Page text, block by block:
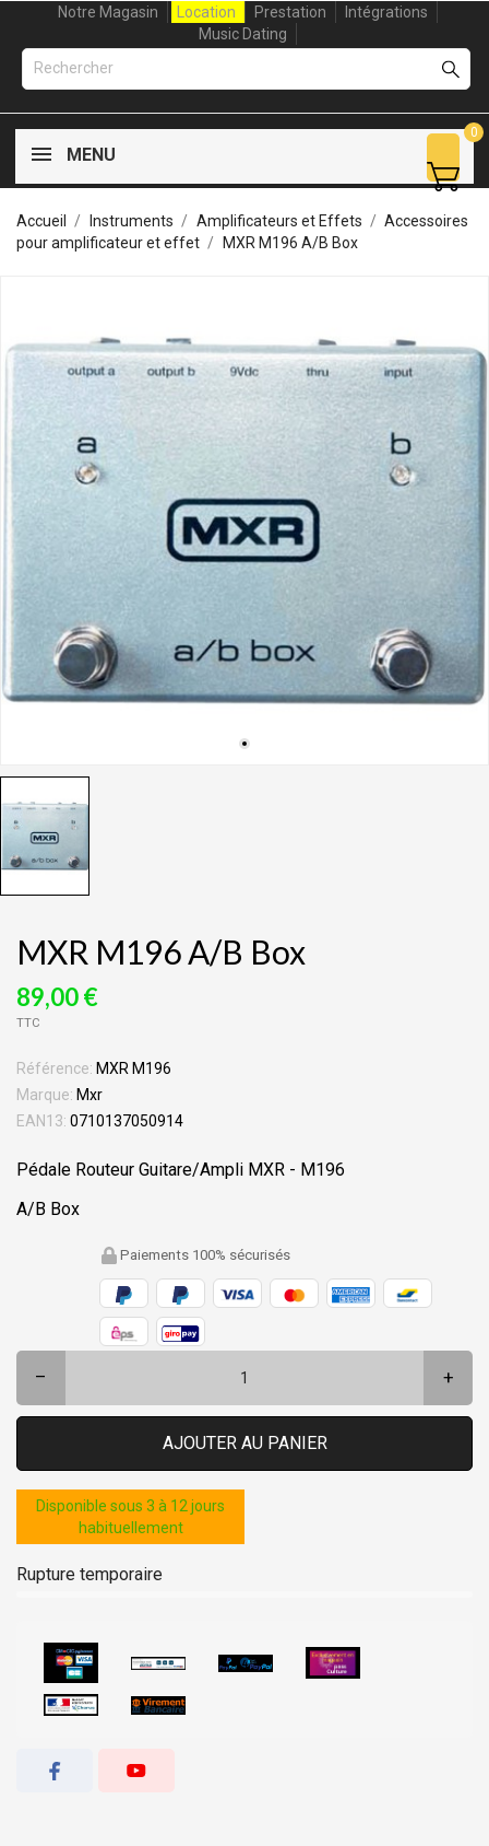
Notre Magasin Location Prestation
Intégrations
Music Dating
MENU
0
Accueil Instruments Amplificateurs et Effets
Accessoires
pour amplificateur et effet
MXR M196 A/B Box
MXR M196 A/B Box
89,00 €
TTC
Référence: MXR M196
Marque: Mxr
EAN13: 0710137050914
Pédale Routeur Guitare/Ampli MXR - M196
A/B Box
Paiements 100% sécurisés
– +
AJOUTER AU PANIER
Disponible sous 3 à 12 jours
habituellement
Rupture temporaire